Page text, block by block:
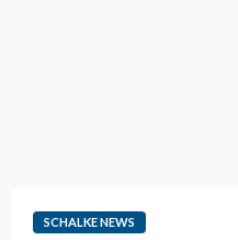
SCHALKE NEWS